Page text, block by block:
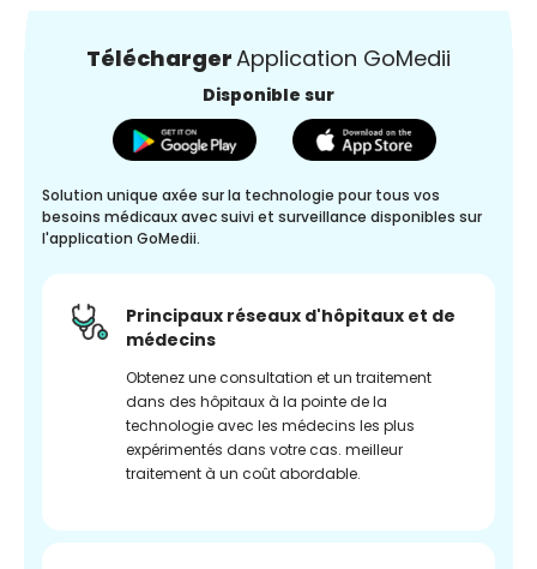
TéléchargerApplication GoMedii
Disponible sur
Solution unique axée sur la technologie pour tous vos
besoins médicaux avec suivi et surveillance disponibles sur
l'application GoMedii.
Principaux réseaux d'hôpitaux et de
médecins
Obtenez une consultation et un traitement
dans des hôpitaux à la pointe de la
technologie avec les médecins les plus
expérimentés dans votre cas. meilleur
traitement à un coût abordable.